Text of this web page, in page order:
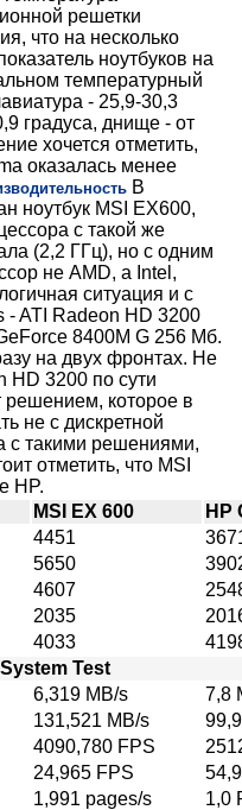
решетки
что на несколько
ноутбуков на
температурный
- 25,9-30,3
градуса, днище - от
хочется отметить,
оказалась менее
В
ноутбук MSI EX600,
с такой же
(2,2 ГГц), но с одним
не AMD, а Intel,
ситуация и с
- ATI Radeon HD 3200
8400M G 256 Мб.
на двух фронтах. Не
HD 3200 по сути
решением, которое в
не с дискретной
с такими решениями,
отметить, что MSI
HP.
MSI EX 600
HP
4451
5650
4607
2035
4033
System Test
6,319 MB/s
7,8
131,521 MB/s
4090,780 FPS
24,965 FPS
1,991 pages/s
1,0